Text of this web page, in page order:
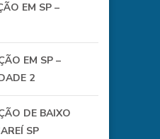
EM SP –
EM SP –
2
DE BAIXO
SP